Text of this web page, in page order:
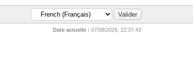
Date actuelle : 07/08/2026, 22:37:43